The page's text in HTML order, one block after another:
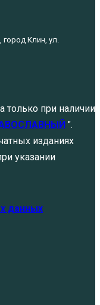
Клин, ул.
только при наличии
".
изданиях
указании
данных